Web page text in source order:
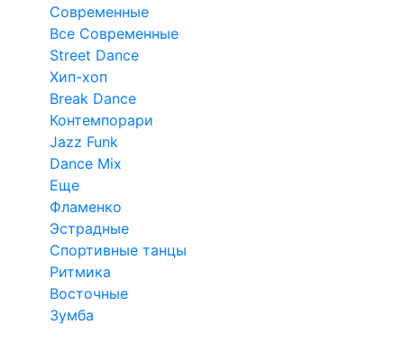
Современные
Все Современные
Street Dance
Хип-хоп
Break Dance
Контемпорари
Jazz Funk
Dance Mix
Еще
Фламенко
Эстрадные
Спортивные танцы
Ритмика
Восточные
Зумба